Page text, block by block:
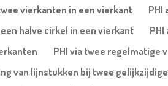
vierkanten in een vierkant
PHI
halve cirkel in een vierkant
PHI via twee regelmatige
van lijnstukken bij twee